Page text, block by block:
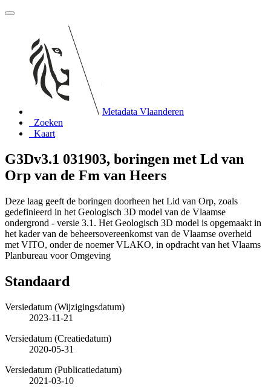
Metadata Vlaanderen
Zoeken
Kaart
G3Dv3.1 031903, boringen met Ld van
Orp van de Fm van Heers
Deze laag geeft de boringen doorheen het Lid van Orp, zoals
gedefinieerd in het Geologisch 3D model van de Vlaamse
ondergrond - versie 3.1. Het Geologisch 3D model is opgemaakt in
het kader van de beheersovereenkomst van de Vlaamse overheid
met VITO, onder de noemer VLAKO, in opdracht van het Vlaams
Planbureau voor Omgeving
Standaard
Versiedatum (Wijzigingsdatum)
2023-11-21
Versiedatum (Creatiedatum)
2020-05-31
Versiedatum (Publicatiedatum)
2021-03-10